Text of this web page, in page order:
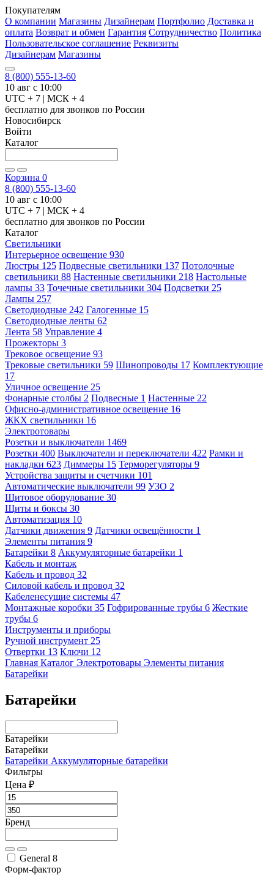
Покупателям
О компании Магазины Дизайнерам Портфолио Доставка и
оплата Возврат и обмен Гарантия Сотрудничество Политика
Пользовательское соглашение Реквизиты
Дизайнерам Магазины
8 (800) 555-13-60
10 авг с 10:00
UTC + 7 | МСК + 4
бесплатно для звонков по России
Новосибирск
Войти
Каталог
Корзина 0
8 (800) 555-13-60
10 авг с 10:00
UTC + 7 | МСК + 4
бесплатно для звонков по России
Каталог
Светильники
Интерьерное освещение 930
Люстры 125 Подвесные светильники 137 Потолочные
светильники 88 Настенные светильники 218 Настольные
лампы 33 Точечные светильники 304 Подсветки 25
Лампы 257
Светодиодные 242 Галогенные 15
Светодиодные ленты 62
Лента 58 Управление 4
Прожекторы 3
Трековое освещение 93
Трековые светильники 59 Шинопроводы 17 Комплектующие
17
Уличное освещение 25
Фонарные столбы 2 Подвесные 1 Настенные 22
Офисно-административное освещение 16
ЖКХ светильники 16
Электротовары
Розетки и выключатели 1469
Розетки 400 Выключатели и переключатели 422 Рамки и
накладки 623 Диммеры 15 Терморегуляторы 9
Устройства защиты и счетчики 101
Автоматические выключатели 99 УЗО 2
Щитовое оборудование 30
Щиты и боксы 30
Автоматизация 10
Датчики движения 9 Датчики освещённости 1
Элементы питания 9
Батарейки 8 Аккумуляторные батарейки 1
Кабель и монтаж
Кабель и провод 32
Силовой кабель и провод 32
Кабеленесущие системы 47
Монтажные коробки 35 Гофрированные трубы 6 Жесткие
трубы 6
Инструменты и приборы
Ручной инструмент 25
Отвертки 13 Ключи 12
Главная Каталог Электротовары Элементы питания
Батарейки
Батарейки
Батарейки
Батарейки
Батарейки Аккумуляторные батарейки
Фильтры
Цена ₽
Бренд
General 8
Форм-фактор